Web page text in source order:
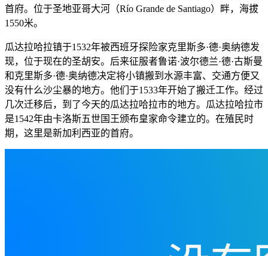
首府。位于圣地亚哥大河（Río Grande de Santiago）畔，海拔
1550米。
瓜达拉哈拉镇于1532年被西班牙探险家克里斯多·德·奥纳德发
现，位于现在的圣胡安。后来征服者鲁诺·波尔德兰·德·古斯曼
和克里斯多·德·奥纳德决定将小镇搬到水源丰富、交通方便又
没有什么沙尘暴的地方。他们于1533年开始了搬迁工作。经过
几次迁移后，到了今天的瓜达拉哈拉市的地方。瓜达拉哈拉市
是1542年由卡洛斯五世国王颁布皇家命令建立的。在殖民时
期，这里是新加利西亚的首府。